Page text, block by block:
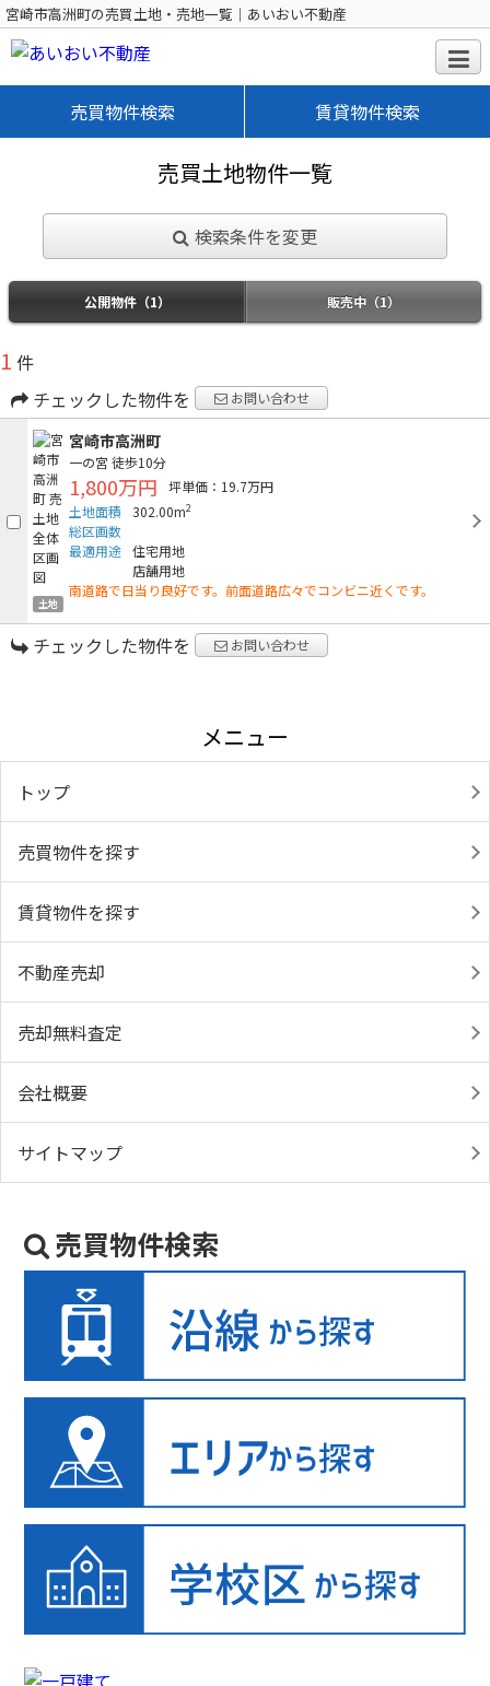
宮崎市高洲町の売買土地・売地一覧｜あいおい不動産
売買物件検索 賃貸物件検索
売買土地物件一覧
検索条件を変更
公開物件（1） 販売中（1）
1 件
チェックした物件を
お問い合わせ
土地
宮崎市高洲町
一の宮 徒歩10分
1,800万円
坪単価：19.7万円
土地面積
302.00m2
総区画数
最適用途 住宅用地
店舗用地
南道路で日当り良好です。前面道路広々でコンビニ近くです。
チェックした物件を お問い合わせ
メニュー
トップ
売買物件を探す
賃貸物件を探す
不動産売却
売却無料査定
会社概要
サイトマップ
売買物件検索